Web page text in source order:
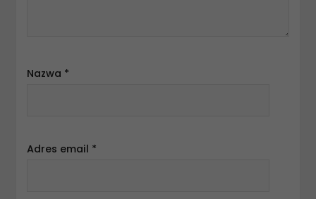
Nazwa *
Adres email *